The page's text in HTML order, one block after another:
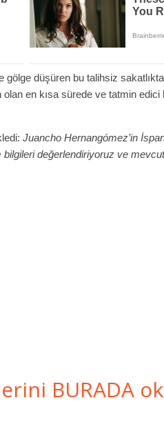
gölge düşüren bu talihsiz
en kısa sürede ve tatmin
Juancho Hernangómez’in
değerlendiriyoruz ve
BURADA